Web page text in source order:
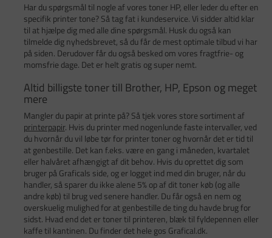
Har du spørgsmål til nogle af vores toner HP, eller leder du efter en
specifik printer tone? Så tag fat i kundeservice. Vi sidder altid klar
til at hjælpe dig med alle dine spørgsmål. Husk du også kan
tilmelde dig nyhedsbrevet, så du får de mest optimale tilbud vi har
på siden. Derudover får du også besked om vores fragtfrie- og
momsfrie dage. Det er helt gratis og super nemt.
Altid billigste toner till Brother, HP, Epson og meget
mere
Mangler du papir at printe på? Så tjek vores store sortiment af
printerpapir. Hvis du printer med nogenlunde faste intervaller, ved
du hvornår du vil løbe tør for printer toner og hvornår det er tid til
at genbestille. Det kan f.eks. være en gang i måneden, kvartalet
eller halvåret afhængigt af dit behov. Hvis du oprettet dig som
bruger på Graficals side, og er logget ind med din bruger, når du
handler, så sparer du ikke alene 5% op af dit toner køb (og alle
andre køb) til brug ved senere handler. Du får også en nem og
overskuelig mulighed for at genbestille de ting du havde brug for
sidst. Hvad end det er toner til printeren, blæk til fyldepennen eller
kaffe til kantinen. Du finder det hele gos Grafical.dk.